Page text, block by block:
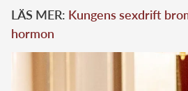
LÄS MER: Kungens sexdrift
hormon